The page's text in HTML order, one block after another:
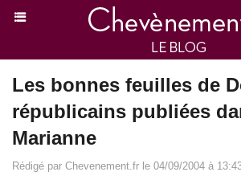
Les bonnes feuilles de
républicains publiées
Marianne
Rédigé par Chevenement.fr le 04/09/2004 à